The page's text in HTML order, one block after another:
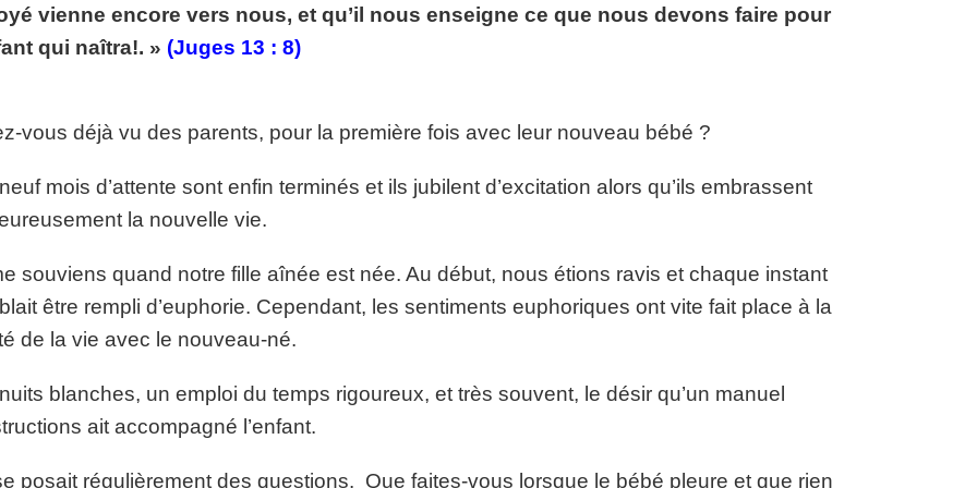
www.lafoiapostolique.org/wp-
lasse-rempli-de-tritesse.mp3
vienne encore vers nous, et qu’il nous enseigne ce que nous devons faire pour
qui naîtra!. » (Juges 13 : 8)
vous déjà vu des parents, pour la première fois avec leur nouveau bébé ?
mois d’attente sont enfin terminés et ils jubilent d’excitation alors qu’ils embrassent
la nouvelle vie.
souviens quand notre fille aînée est née. Au début, nous étions ravis et chaque instant
être rempli d’euphorie. Cependant, les sentiments euphoriques ont vite fait place à la
de la vie avec le nouveau-né.
blanches, un emploi du temps rigoureux, et très souvent, le désir qu’un manuel
ait accompagné l’enfant.
posait régulièrement des questions. Que faites-vous lorsque le bébé pleure et que rien